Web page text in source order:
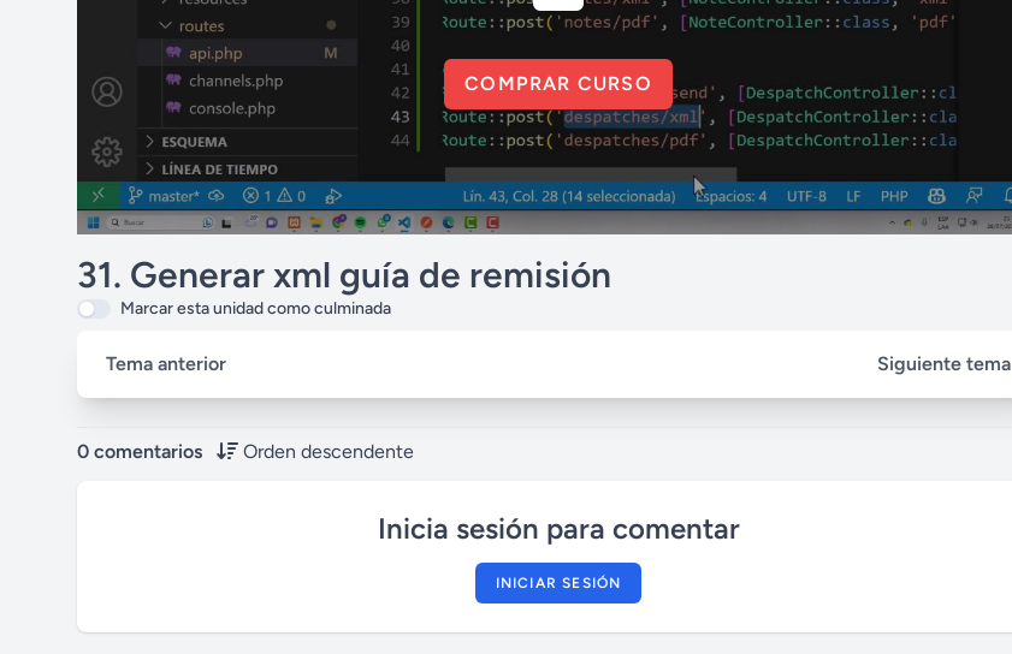
COMPRAR CURSO
31. Generar xml guía de remisión
Marcar esta unidad como culminada
Tema anterior Siguiente tema
0 comentarios Orden descendente
Inicia sesión para comentar
INICIAR SESIÓN